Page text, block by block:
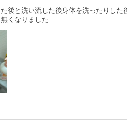
後と洗い流した後身体を洗ったりした
くなりました